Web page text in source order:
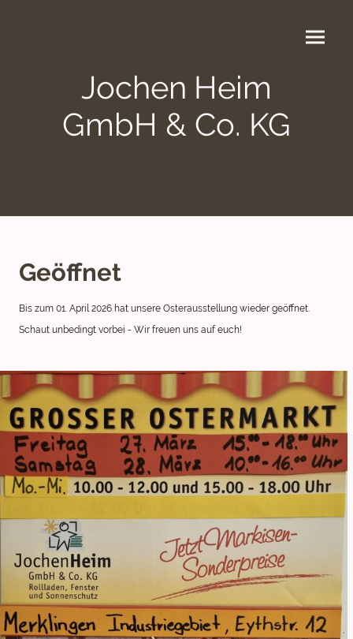
Jochen Heim
GmbH & Co. KG
Geöffnet
Bis zum 01. April 2026 hat unsere Osterausstellung wieder geöffnet.
Schaut unbedingt vorbei - Wir freuen uns auf euch!